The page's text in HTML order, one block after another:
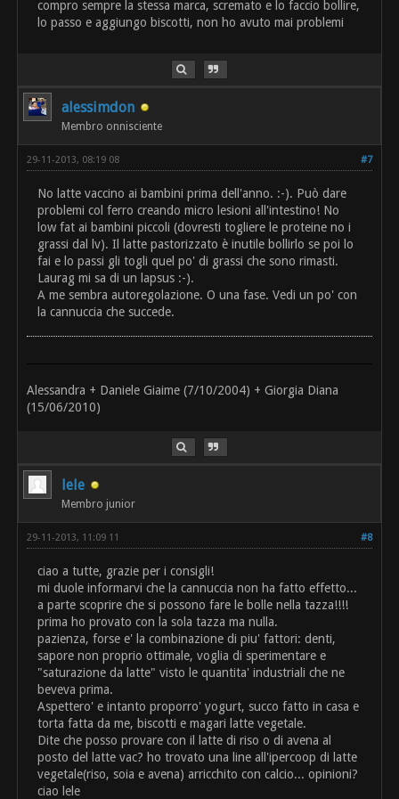
compro sempre la stessa marca, scremato e lo faccio bollire,
lo passo e aggiungo biscotti, non ho avuto mai problemi
alessimdon
Membro onnisciente
#7
29-11-2013, 08:19 08
No latte vaccino ai bambini prima dell'anno. :-). Può dare
problemi col ferro creando micro lesioni all'intestino! No
low fat ai bambini piccoli (dovresti togliere le proteine no i
grassi dal lv). Il latte pastorizzato è inutile bollirlo se poi lo
fai e lo passi gli togli quel po' di grassi che sono rimasti.
Laurag mi sa di un lapsus :-).
A me sembra autoregolazione. O una fase. Vedi un po' con
la cannuccia che succede.
Alessandra + Daniele Giaime (7/10/2004) + Giorgia Diana
(15/06/2010)
lele
Membro junior
#8
29-11-2013, 11:09 11
ciao a tutte, grazie per i consigli!
mi duole informarvi che la cannuccia non ha fatto effetto...
a parte scoprire che si possono fare le bolle nella tazza!!!!
prima ho provato con la sola tazza ma nulla.
pazienza, forse e' la combinazione di piu' fattori: denti,
sapore non proprio ottimale, voglia di sperimentare e
"saturazione da latte" visto le quantita' industriali che ne
beveva prima.
Aspettero' e intanto proporro' yogurt, succo fatto in casa e
torta fatta da me, biscotti e magari latte vegetale.
Dite che posso provare con il latte di riso o di avena al
posto del latte vac? ho trovato una line all'ipercoop di latte
vegetale(riso, soia e avena) arricchito con calcio... opinioni?
ciao lele